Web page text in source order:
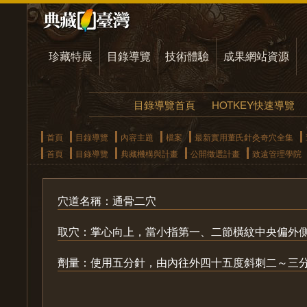
珍藏特展 目錄導覽 技術體驗 成果網站資源
目錄導覽首頁 HOTKEY快速導覽
首頁 目錄導覽 內容主題 檔案 最新實用董氏針灸奇穴全集
首頁
目錄導覽 典藏機構與計畫 公開徵選計畫 致遠管理學院
穴道名稱：通骨二穴
取穴：掌心向上，當小指第一、二節橫紋中央偏外
劑量：使用五分針，由內往外四十五度斜刺二～三